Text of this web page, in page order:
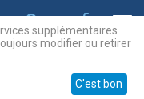
supplémentaires
modifier ou retirer
C'est bon